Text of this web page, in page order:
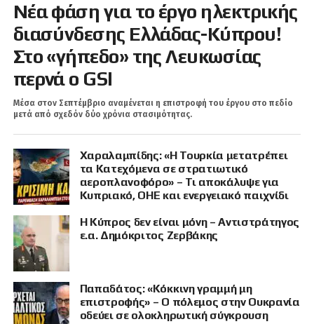
Νέα φάση για το έργο ηλεκτρικής
διασύνδεσης Ελλάδας-Κύπρου!
Στο «γήπεδο» της Λευκωσίας
περνά ο GSI
Μέσα στον Σεπτέμβριο αναμένεται η επιστροφή του έργου στο πεδίο
μετά από σχεδόν δύο χρόνια στασιμότητας.
Χαραλαμπίδης: «Η Τουρκία μετατρέπει
τα Κατεχόμενα σε στρατιωτικό
αεροπλανοφόρο» – Τι αποκάλυψε για
Κυπριακό, ΟΗΕ και ενεργειακό παιχνίδι
Η Κύπρος δεν είναι μόνη – Αντιστράτηγος
ε.α. Δημόκριτος Ζερβάκης
Παπαδάτος: «Κόκκινη γραμμή μη
επιστροφής» – Ο πόλεμος στην Ουκρανία
οδεύει σε ολοκληρωτική σύγκρουση